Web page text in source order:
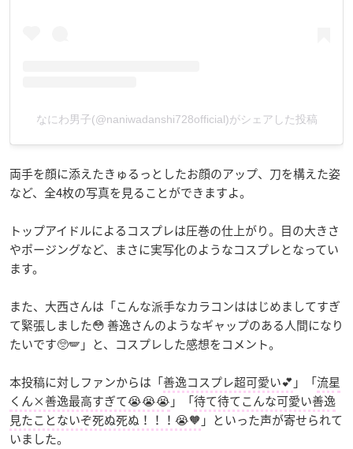
なにわ男子(@naniwadanshi728official)がシェアした投稿
両手を顔に添えたきゅるっとしたお顔のアップ、刀を構えた姿
など、全4枚の写真を見ることができますよ。
トップアイドルによるコスプレは圧巻の仕上がり。目の大きさ
やポージングなど、まさに実写化のようなコスプレとなってい
ます。
また、大西さんは「こんな派手なカラコンははじめましてすぎ
て緊張しました😳 善逸さんのようなギャップのある人間になり
たいです🥺🪽」と、コスプレした感想をコメント。
本投稿に対しファンからは「善逸コスプレ超可愛い︎💕︎ 」「流星
くん×善逸最高すぎて😭😭😭 」「待て待てこんな可愛い善逸
見たことないぞ死ぬ死ぬ！！！😭🧡 」といった声が寄せられて
いました。